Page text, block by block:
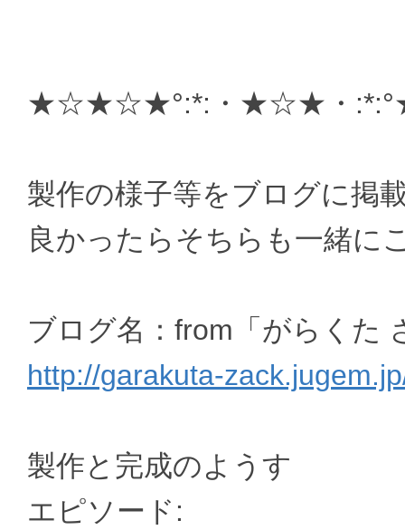
★☆★☆★°:*:・★☆★・
製作の様子等をブログに掲
良かったらそちらも一緒に
ブログ名：from「がらくた
http://garakuta-
製作と完成のようす
エピソード: